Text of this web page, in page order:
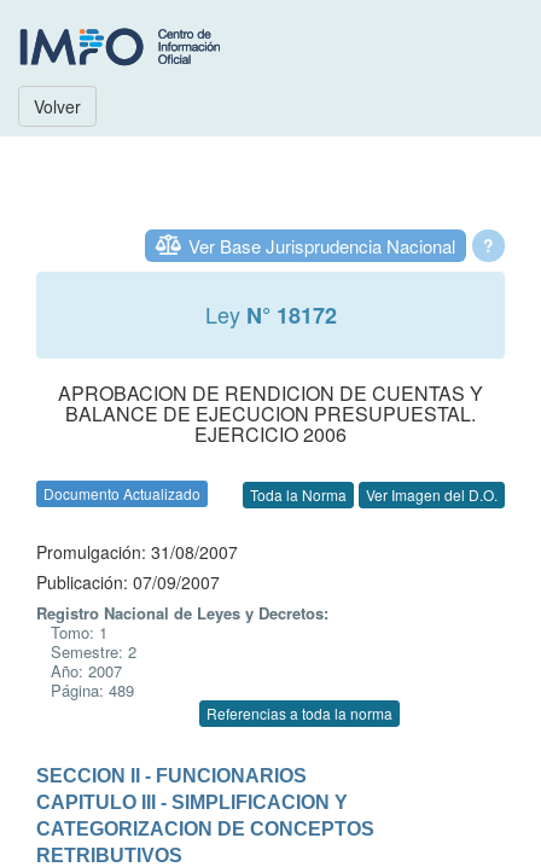
Volver
?
Ver Base Jurisprudencia Nacional
Ley N° 18172
APROBACION DE RENDICION DE CUENTAS Y
BALANCE DE EJECUCION PRESUPUESTAL.
EJERCICIO 2006
Documento Actualizado Toda la Norma Ver Imagen del D.O.
Promulgación: 31/08/2007
Publicación: 07/09/2007
Registro Nacional de Leyes y Decretos:
Tomo: 1
Semestre: 2
Año: 2007
Página: 489
Referencias a toda la norma
SECCION II - FUNCIONARIOS
CAPITULO III - SIMPLIFICACION Y
CATEGORIZACION DE CONCEPTOS
RETRIBUTIVOS